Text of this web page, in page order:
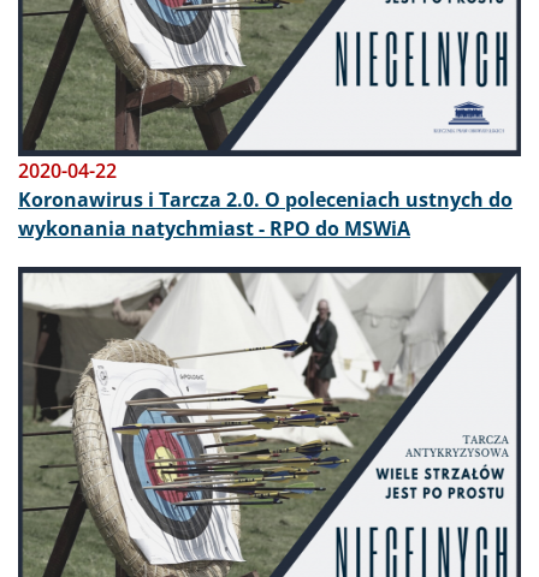
2020-04-22
Koronawirus i Tarcza 2.0. O poleceniach ustnych do
wykonania natychmiast - RPO do MSWiA
Obraz